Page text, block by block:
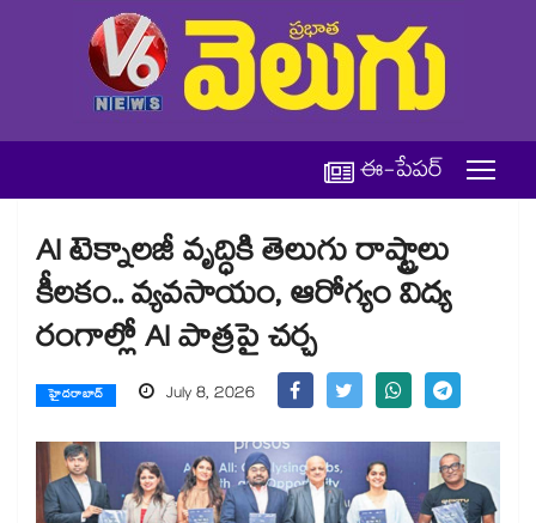
ఈ-పేపర్
AI టెక్నాలజీ వృద్ధికి తెలుగు రాష్ట్రాలు
కీలకం.. వ్యవసాయం, ఆరోగ్యం విద్య
రంగాల్లో AI పాత్రపై చర్చ
హైదరాబాద్ July 8, 2026